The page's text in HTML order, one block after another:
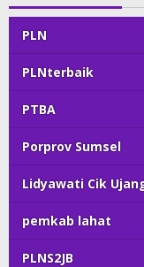
PLN
PLNterbaik
PTBA
Porprov Sumsel
Lidyawati Cik
pemkab lahat
PLNS2JB